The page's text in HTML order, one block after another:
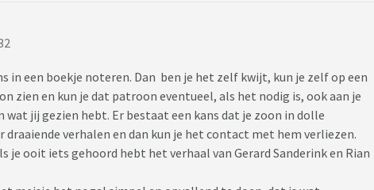
in een boekje noteren. Dan ben je het zelf kwijt, kun je zelf op een
zien en kun je dat patroon eventueel, als het nodig is, ook aan je
wat jij gezien hebt. Er bestaat een kans dat je zoon in dolle
draaiende verhalen en dan kun je het contact met hem verliezen.
je ooit iets gehoord hebt het verhaal van Gerard Sanderink en Rian